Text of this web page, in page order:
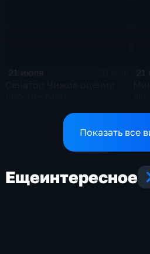
конфликтов на Ближнем
Востоке и диалог сПоказать все
Ещеинтересное